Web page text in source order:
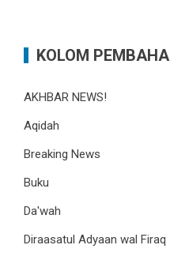
KOLOM
AKHBAR NEWS!
Aqidah
Breaking News
Buku
Da'wah
Diraasatul Adyaan wal Firaq